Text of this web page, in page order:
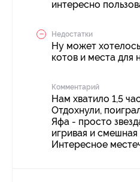
интересно
Недостатки
Ну может
котов и места для
Комментарий
Нам хватило 1,5
Отдохнули,
Яфа - просто
игривая и
Интересное